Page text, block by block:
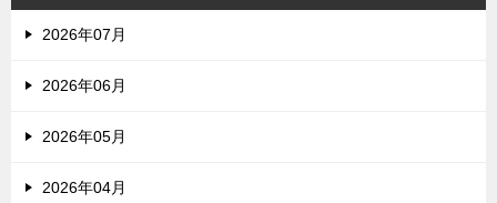
2026年07月
2026年06月
2026年05月
2026年04月